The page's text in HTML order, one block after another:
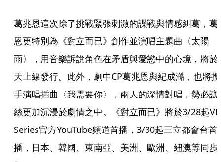
葛兆恩這次除了挑戰緊張刺激的諜戰與情感糾葛，葛
恩更特別為《對立而已》創作並演唱主題曲〈太陽
雨〉，用音樂訴說角色在矛盾與愛戀中的心境，將於
天上線發行。此外，劇中CP葛兆恩與紀成澔，也將攜
手演唱插曲〈我需要你〉，兩人的深情對唱，勢必讓
絲更加沉浸於劇情之中。《對立而已》將於3/28起
Series官方YouTube頻道首播，3/30起三立都會台首
播，日本、韓國、東南亞、美洲、歐洲、紐澳等同步